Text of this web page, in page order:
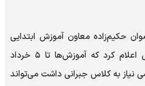
حکیم‌زاده معاون آموزش ابتدایی
وزارت آموزش‌وپرورش اعلام کرد که آموزش‌ها تا ۵ خرداد
نیاز به کلاس جبرانی داشت می‌تواند